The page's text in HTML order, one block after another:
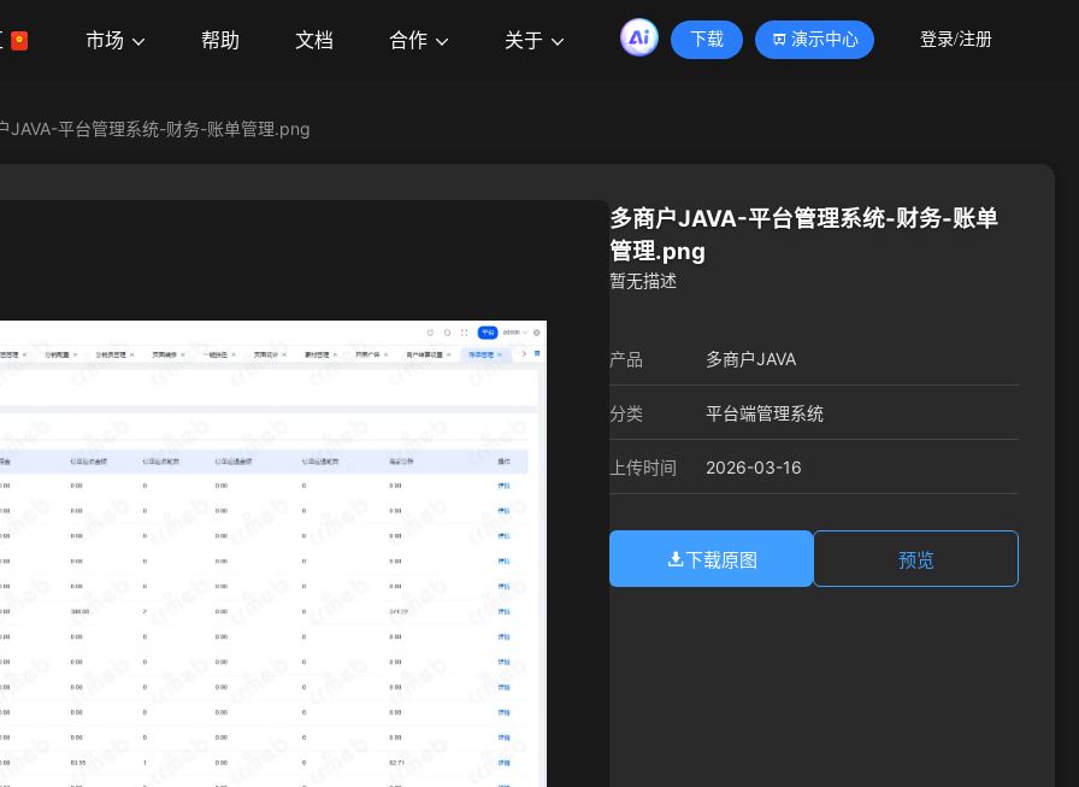
市场 帮助 文档 合作 关于 下载 演示中心 登录/注册
JAVA-平台管理系统-财务-账单管理.png
多商户JAVA-平台管理系统-财务-账单
管理.png
暂无描述
产品 多商户JAVA
分类 平台端管理系统
上传时间 2026-03-16
下载原图 预览